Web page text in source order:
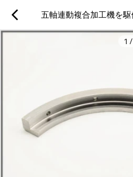
1 /